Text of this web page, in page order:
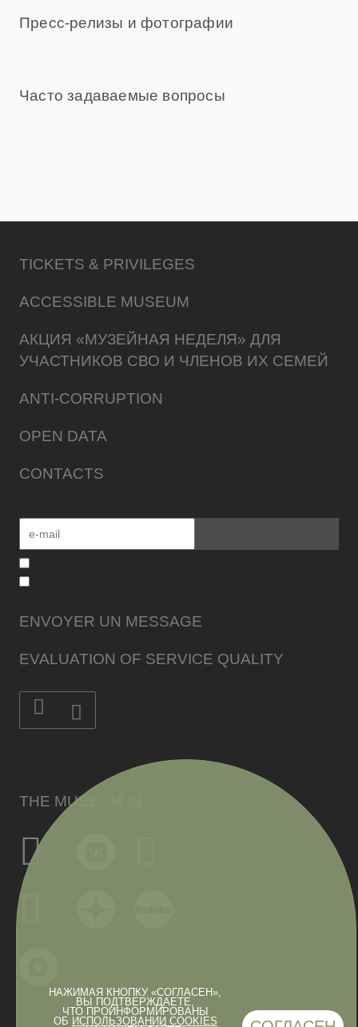
Пресс-релизы и фотографии
Часто задаваемые вопросы
НАЖИМАЯ КНОПКУ «СОГЛАСЕН»,
ВЫ ПОДТВЕРЖДАЕТЕ,
ЧТО ПРОИНФОРМИРОВАНЫ
ОБ ИСПОЛЬЗОВАНИИ COOKIES
TICKETS & PRIVILEGES
ACCESSIBLE MUSEUM
АКЦИЯ «МУЗЕЙНАЯ НЕДЕЛЯ» ДЛЯ
УЧАСТНИКОВ СВО И ЧЛЕНОВ ИХ СЕМЕЙ
ANTI-CORRUPTION
OPEN DATA
CONTACTS
THE MUSEUM IN
ENVOYER UN MESSAGE
EVALUATION OF SERVICE QUALITY